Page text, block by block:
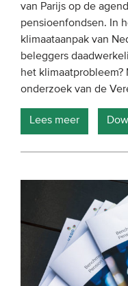
van Parijs op de
pensioenfondsen. In
klimaataanpak van
beleggers
het
onderzoek van de
Lees meer